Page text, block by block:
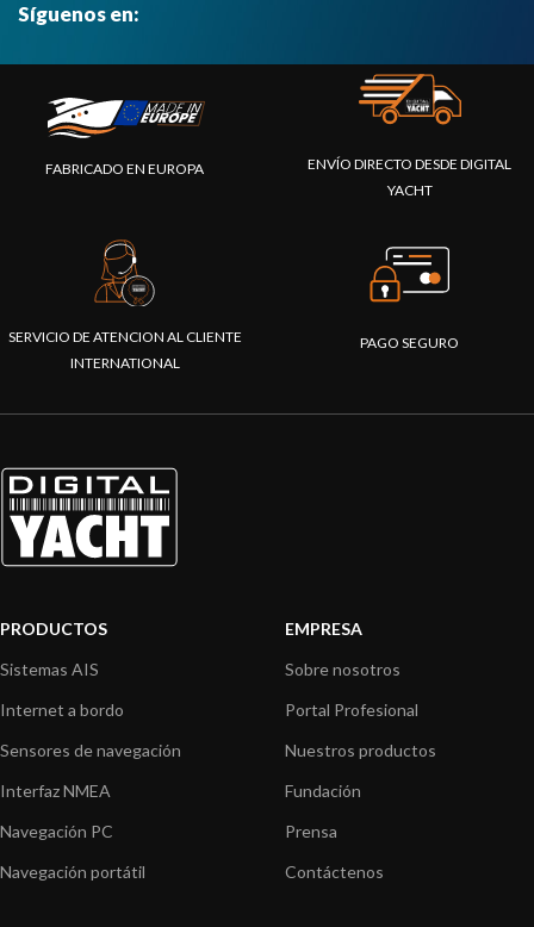
Síguenos en:
FABRICADO EN EUROPA
ENVÍO DIRECTO DESDE DIGITAL
YACHT
SERVICIO DE ATENCION AL CLIENTE
INTERNATIONAL
PAGO SEGURO
PRODUCTOS
Sistemas AIS
Internet a bordo
Sensores de navegación
Interfaz NMEA
Navegación PC
Navegación portátil
EMPRESA
Sobre nosotros
Portal Profesional
Nuestros productos
Fundación
Prensa
Contáctenos